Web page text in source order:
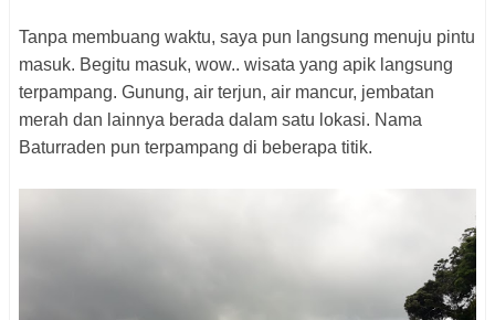
Tanpa membuang waktu, saya pun langsung menuju pintu
masuk. Begitu masuk, wow.. wisata yang apik langsung
terpampang. Gunung, air terjun, air mancur, jembatan
merah dan lainnya berada dalam satu lokasi. Nama
Baturraden pun terpampang di beberapa titik.